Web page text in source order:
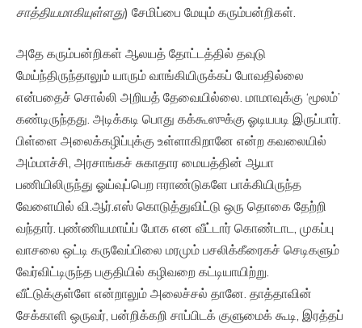
சாத்தியமாகியுள்ளது) சேமிப்பை மேயும் கரும்பன்றிகள்.
அதே கரும்பன்றிகள் ஆலயத் தோட்டத்தில் தவுடு
மேய்ந்திருந்தாலும் யாரும் வாங்கியிருக்கப் போவதில்லை
என்பதைச் சொல்லி அறியத் தேவையில்லை. மாமாவுக்கு ‘மூலம்’
கண்டிருந்தது. அடிக்கடி பொது கக்கூஸுக்கு ஓடியபடி இருப்பார்.
பிள்ளை அலைக்கழிப்புக்கு உள்ளாகிறானே என்ற கவலையில்
அம்மாச்சி, அரசாங்கச் சுகாதார மையத்தின் ஆயா
பணியிலிருந்து ஓய்வுப்பெற ஈராண்டுகளே பாக்கியிருந்த
வேளையில் வி.ஆர்.எஸ் கொடுத்துவிட்டு ஒரு தொகை தேற்றி
வந்தார். புண்ணியமாய்ப் போக என வீட்டார் கொண்டாட, முகப்பு
வாசலை ஒட்டி கருவேப்பிலை மரமும் பசலிக்கீரைகச் செடிகளும்
வேர்விட்டிருந்த பகுதியில் கழிவறை கட்டியாயிற்று.
வீட்டுக்குள்ளே என்றாலும் அலைச்சல் தானே. தாத்தாவின்
சேக்காளி ஒருவர், பன்றிக்கறி சாப்பிடக் குளுமைக் கூடி, இரத்தப்